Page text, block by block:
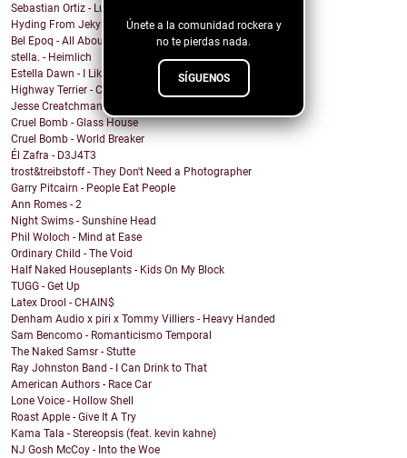
Únete a la comunidad rockera y
no te pierdas nada.
SÍGUENOS
Sebastian Ortiz - Lust Fun Love
Hyding From Jekyll - Along The Line
Bel Epoq - All About You
stella. - Heimlich
Estella Dawn - I Like It Rough
Highway Terrier - Covid Blues
Jesse Creatchman - Heat Of The Summer Night
Cruel Bomb - Glass House
Cruel Bomb - World Breaker
Él Zafra - D3J4T3
trost&treibstoff - They Don't Need a Photographer
Garry Pitcairn - People Eat People
Ann Romes - 2
Night Swims - Sunshine Head
Phil Woloch - Mind at Ease
Ordinary Child - The Void
Half Naked Houseplants - Kids On My Block
TUGG - Get Up
Latex Drool - CHAIN$
Denham Audio x piri x Tommy Villiers - Heavy Handed
Sam Bencomo - Romanticismo Temporal
The Naked Samsr - Stutte
Ray Johnston Band - I Can Drink to That
American Authors - Race Car
Lone Voice - Hollow Shell
Roast Apple - Give It A Try
Kama Tala - Stereopsis (feat. kevin kahne)
NJ Gosh McCoy - Into the Woe